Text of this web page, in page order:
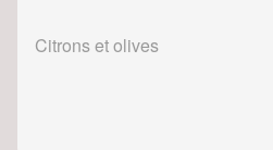
Citrons et olives